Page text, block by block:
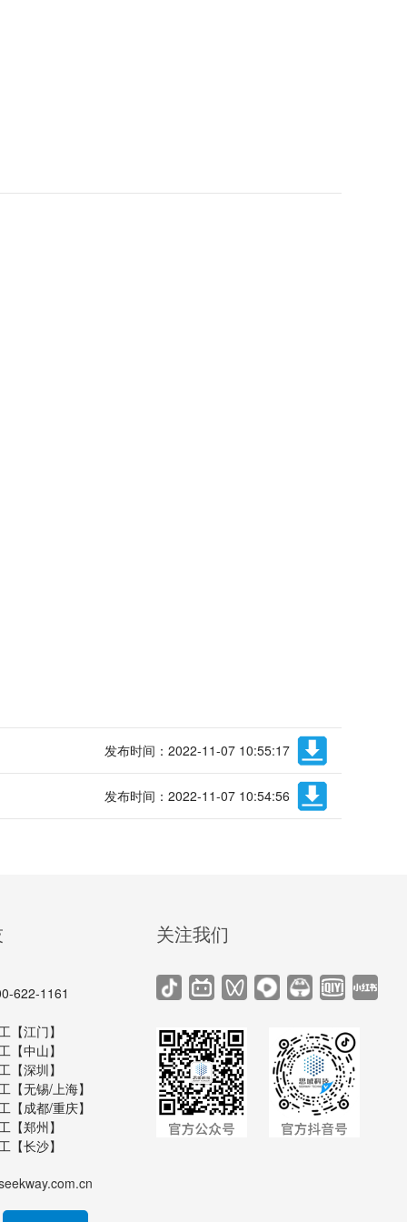
发布时间：2022-11-07 10:55:17
发布时间：2022-11-07 10:54:56
622-1161
【江门】
【中山】
【深圳】
【无锡/上海】
【成都/重庆】
【郑州】
【长沙】
关注我们